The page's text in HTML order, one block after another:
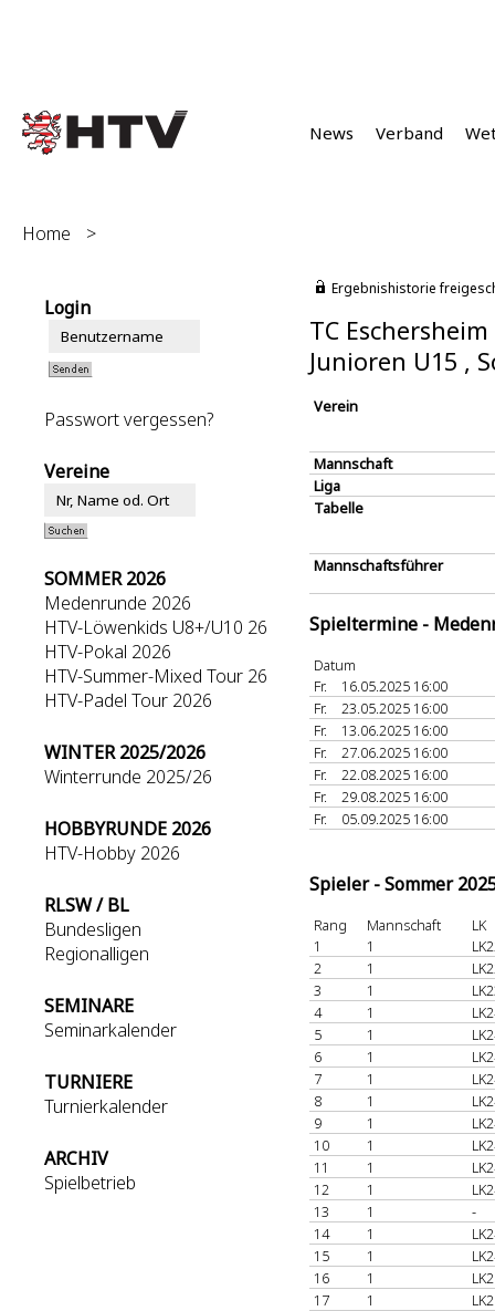
News Verband
Home >
Login
Passwort vergessen?
Vereine
SOMMER 2026
Medenrunde 2026
HTV-Löwenkids U8+/U10 26
HTV-Pokal 2026
HTV-Summer-Mixed Tour 26
HTV-Padel Tour 2026
WINTER 2025/2026
Winterrunde 2025/26
HOBBYRUNDE 2026
HTV-Hobby 2026
RLSW / BL
Bundesligen
Regionalligen
SEMINARE
Seminarkalender
TURNIERE
Turnierkalender
ARCHIV
Spielbetrieb
Ergebnishistorie
TC
Junioren U15 ,
Verein
Mannschaft
Liga
Tabelle
Mannschaftsführer
Spieltermine -
Datum
Fr.
16.05.2025 16:00
Fr.
23.05.2025 16:00
Fr.
13.06.2025 16:00
Fr.
27.06.2025 16:00
Fr.
22.08.2025 16:00
Fr.
29.08.2025 16:00
Fr.
05.09.2025 16:00
Spieler - Sommer
Rang Mannschaft
LK
1
1
2
1
3
1
4
1
5
1
6
1
7
1
8
1
9
1
10
1
11
1
12
1
13
1
-
14
1
15
1
16
1
17
1